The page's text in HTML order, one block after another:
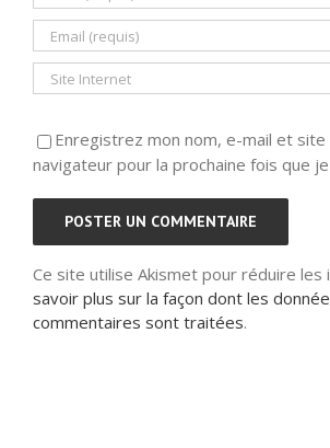
Enregistrez mon nom, e-mail et site
navigateur pour la prochaine fois que
Ce site utilise Akismet pour réduire les
savoir plus sur la façon dont les
commentaires sont traitées.